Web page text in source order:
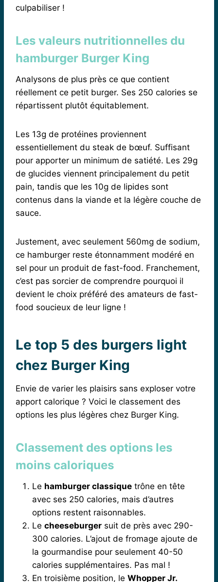
culpabiliser !
Les valeurs nutritionnelles du
hamburger Burger King
Analysons de plus près ce que contient
réellement ce petit burger. Ses 250 calories se
répartissent plutôt équitablement.
Les 13g de protéines proviennent
essentiellement du steak de bœuf. Suffisant
pour apporter un minimum de satiété. Les 29g
de glucides viennent principalement du petit
pain, tandis que les 10g de lipides sont
contenus dans la viande et la légère couche de
sauce.
Justement, avec seulement 560mg de sodium,
ce hamburger reste étonnamment modéré en
sel pour un produit de fast-food. Franchement,
c’est pas sorcier de comprendre pourquoi il
devient le choix préféré des amateurs de fast-
food soucieux de leur ligne !
Le top 5 des burgers light
chez Burger King
Envie de varier les plaisirs sans exploser votre
apport calorique ? Voici le classement des
options les plus légères chez Burger King.
Classement des options les
moins caloriques
Le hamburger classique trône en tête
avec ses 250 calories, mais d’autres
options restent raisonnables.
Le cheeseburger suit de près avec 290-
300 calories. L’ajout de fromage ajoute de
la gourmandise pour seulement 40-50
calories supplémentaires. Pas mal !
En troisième position, le Whopper Jr.